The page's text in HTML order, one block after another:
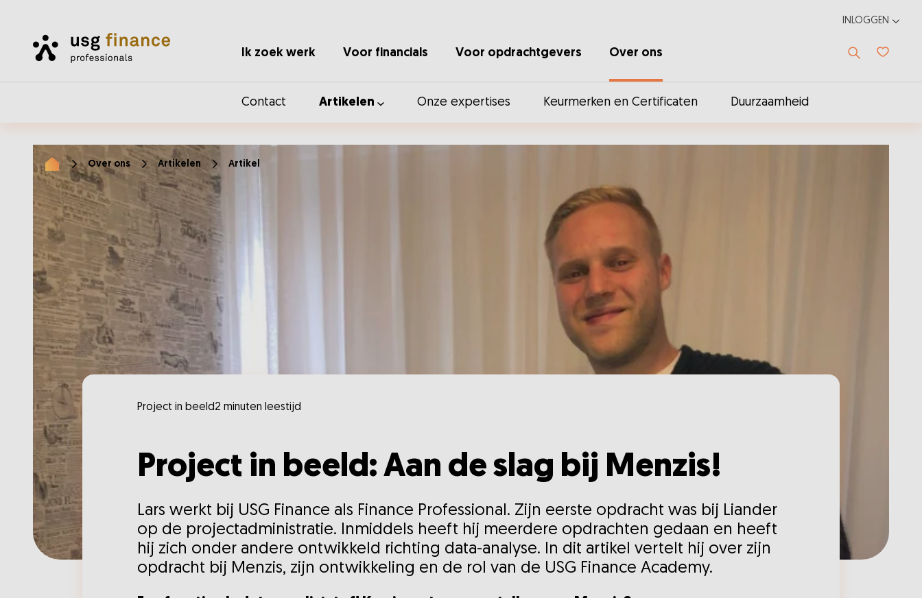
Home
Ik zoek werk Voor financials Voor opdrachtgevers Over ons
INLOGGEN
Contact Artikelen Onze expertises Keurmerken en Certificaten Duurzaamheid
Home
Over ons Artikelen Artikel
Project in beeld2 minuten leestijd
Project in beeld: Aan de slag bij Menzis!
Lars werkt bij USG Finance als Finance Professional. Zijn eerste opdracht was bij Liander
op de projectadministratie. Inmiddels heeft hij meerdere opdrachten gedaan en heeft
hij zich onder andere ontwikkeld richting data-analyse. In dit artikel vertelt hij over zijn
opdracht bij Menzis, zijn ontwikkeling en de rol van de USG Finance Academy.